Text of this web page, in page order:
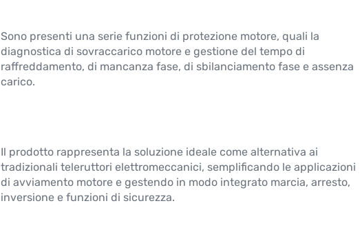
Sono presenti una serie funzioni di protezione motore, quali la
diagnostica di sovraccarico motore e gestione del tempo di
raffreddamento, di mancanza fase, di sbilanciamento fase e assenza
carico.
Il prodotto rappresenta la soluzione ideale come alternativa ai
tradizionali teleruttori elettromeccanici, semplificando le applicazioni
di avviamento motore e gestendo in modo integrato marcia, arresto,
inversione e funzioni di sicurezza.